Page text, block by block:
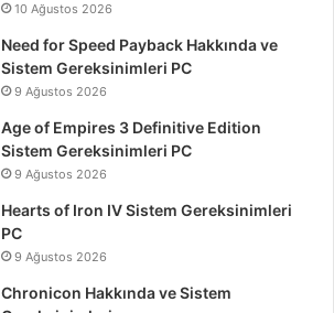
10 Ağustos 2026
Need for Speed Payback Hakkında ve
Sistem Gereksinimleri PC
9 Ağustos 2026
Age of Empires 3 Definitive Edition
Sistem Gereksinimleri PC
9 Ağustos 2026
Hearts of Iron IV Sistem Gereksinimleri
PC
9 Ağustos 2026
Chronicon Hakkında ve Sistem